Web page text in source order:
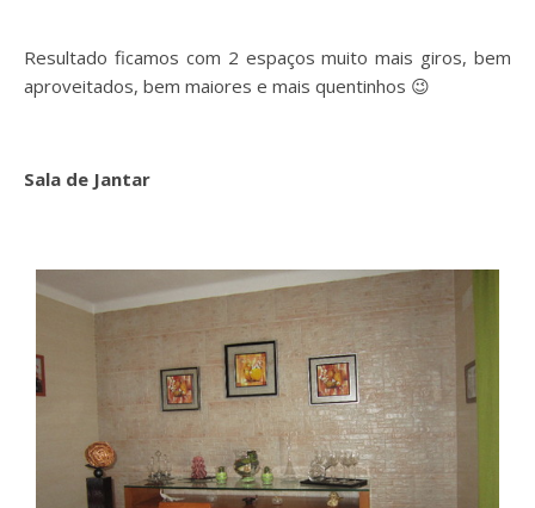
Resultado ficamos com 2 espaços muito mais giros, bem
aproveitados, bem maiores e mais quentinhos 😉
Sala de Jantar